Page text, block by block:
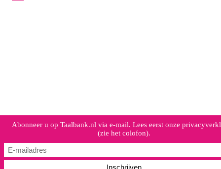
Abonneer u op Taalbank.nl via e-mail. Lees eerst onze
(zie het colofon).